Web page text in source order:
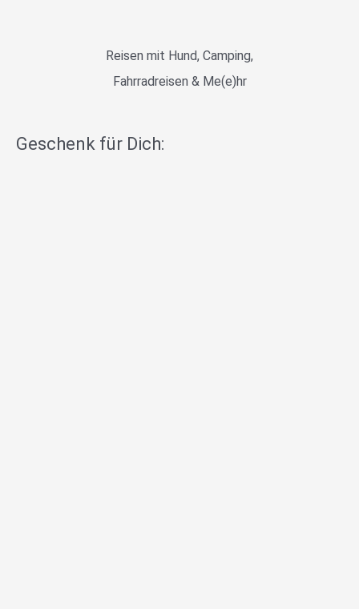
Reisen mit Hund, Camping,
Fahrradreisen & Me(e)hr
Geschenk für Dich: